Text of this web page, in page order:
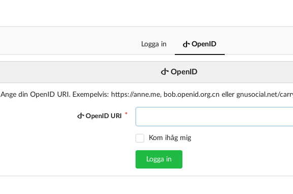
Logga in OpenID
OpenID
Ange din OpenID URI. Exempelvis: https://anne.me, bob.openid.org.cn eller gnusocial.net/
OpenID URI
Kom ihåg mig
Logga in